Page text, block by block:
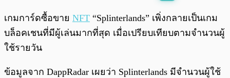
พร้อมเล่น /0:00
เกมการ์ดซื้อขาย NFT “Splinterlands” เพิ่งกลายเป็นเกม
บล็อคเชนที่มีผู้เล่นมากที่สุด เมื่อเปรียบเทียบตามจำนวนผู้
ใช้รายวัน
ข้อมูลจาก DappRadar เผยว่า Splinterlands มีจำนวนผู้ใช้